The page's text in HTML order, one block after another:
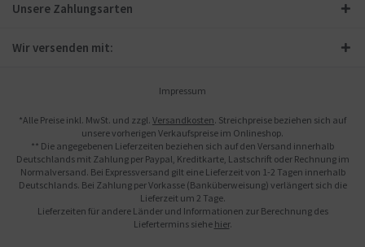
Unsere Zahlungsarten
Wir versenden mit:
Impressum
*Alle Preise inkl. MwSt. und zzgl. Versandkosten. Streichpreise beziehen sich auf
unsere vorherigen Verkaufspreise im Onlineshop.
** Die angegebenen Lieferzeiten beziehen sich auf den Versand innerhalb
Deutschlands mit Zahlung per Paypal, Kreditkarte, Lastschrift oder Rechnung im
Normalversand. Bei Expressversand gilt eine Lieferzeit von 1-2 Tagen innerhalb
Deutschlands. Bei Zahlung per Vorkasse (Banküberweisung) verlängert sich die
Lieferzeit um 2 Tage.
Lieferzeiten für andere Länder und Informationen zur Berechnung des
Liefertermins siehe hier.